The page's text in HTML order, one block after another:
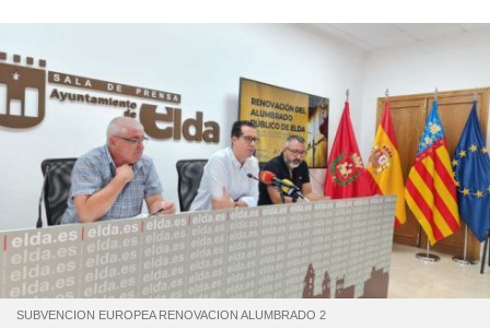
SUBVENCION EUROPEA RENOVACION ALUMBRADO 2